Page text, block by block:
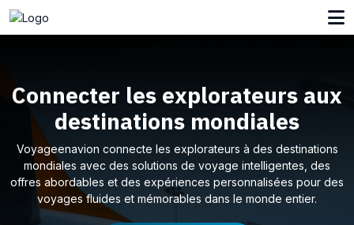
Connecter les explorateurs aux
destinations mondiales
Voyageenavion connecte les explorateurs à des destinations
mondiales avec des solutions de voyage intelligentes, des
offres abordables et des expériences personnalisées pour des
voyages fluides et mémorables dans le monde entier.